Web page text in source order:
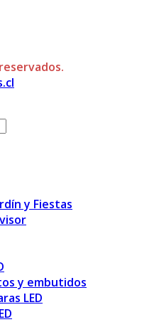
y Fiestas
y embutidos
LED